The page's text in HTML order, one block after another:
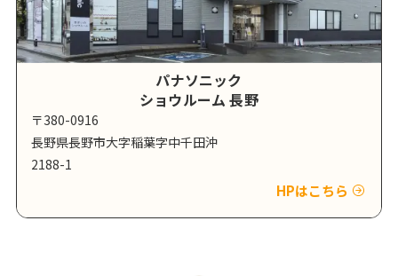
パナソニック
ショウルーム 長野
〒380-0916
長野県長野市大字稲葉字中千田沖
2188-1
HPはこちら